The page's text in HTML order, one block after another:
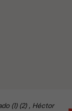
(1) (2) , Héctor